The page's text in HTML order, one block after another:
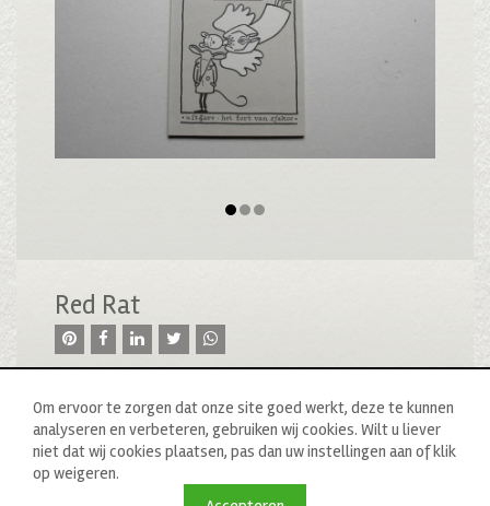
Red Rat
© 2020 drukkerij raddraaier b.v., van ostadestraat 233b, 1073
Om ervoor te zorgen dat onze site goed werkt, deze te kunnen
analyseren en verbeteren, gebruiken wij cookies. Wilt u liever
niet dat wij cookies plaatsen, pas dan uw instellingen aan of klik
op weigeren.